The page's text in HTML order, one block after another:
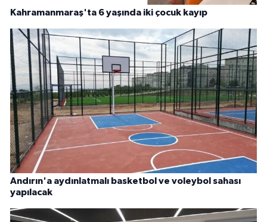
Kahramanmaraş'ta 6 yaşında iki çocuk kayıp
Andırın'a aydınlatmalı basketbol ve voleybol sahası
yapılacak